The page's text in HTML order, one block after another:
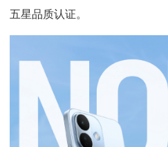
五星品质认证。